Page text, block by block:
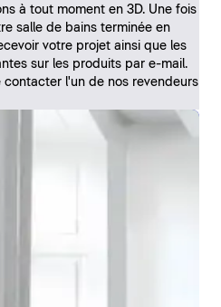
à tout moment en 3D. Une fois
salle de bains terminée en
votre projet ainsi que les
sur les produits par e-mail.
contacter l'un de nos revendeurs